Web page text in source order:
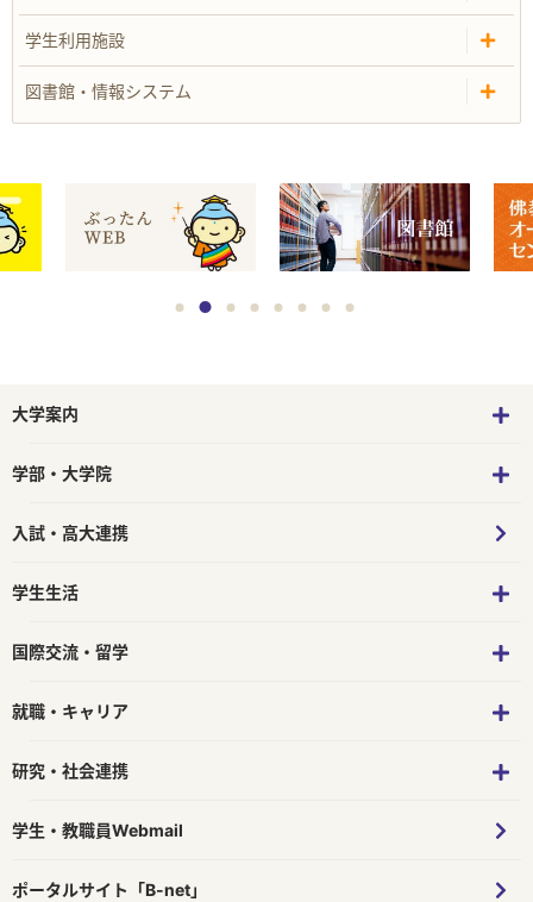
学生利用施設
図書館・情報システム
大学案内
学部・大学院
入試・高大連携
学生生活
国際交流・留学
就職・キャリア
研究・社会連携
学生・教職員Webmail
ポータルサイト「B-net」